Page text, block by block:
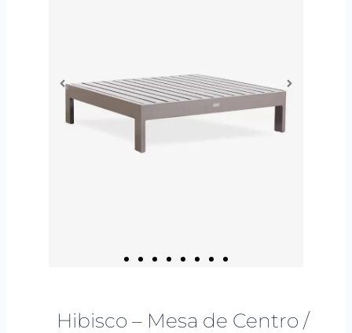
Hibisco – Mesa de Centro /